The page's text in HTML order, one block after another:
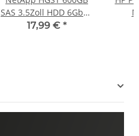
SAS 3.5Zoll HDD 6Gbps
15k HUS156060VLS600
17,99 € *